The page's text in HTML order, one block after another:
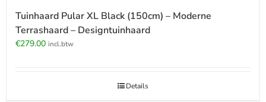
Tuinhaard Pular XL Black (150cm) – Moderne
Terrashaard – Designtuinhaard
€279.00 incl.btw
Details